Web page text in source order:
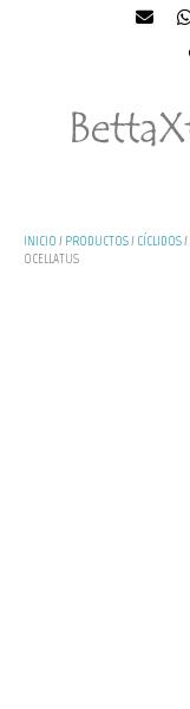
INICIO / PRODUCTOS/ CÍCLIDOS/
OCELLATUS